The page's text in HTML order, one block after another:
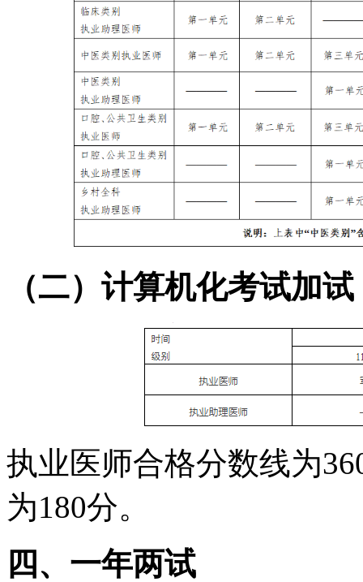
（二）计算机化考试加试
执业医师合格分数线为
为180分。
四、一年两试